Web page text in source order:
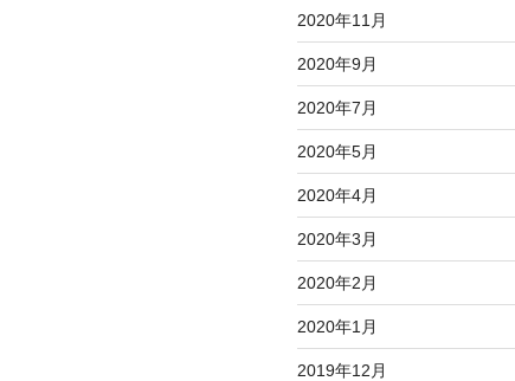
2020年11月
2020年9月
2020年7月
2020年5月
2020年4月
2020年3月
2020年2月
2020年1月
2019年12月